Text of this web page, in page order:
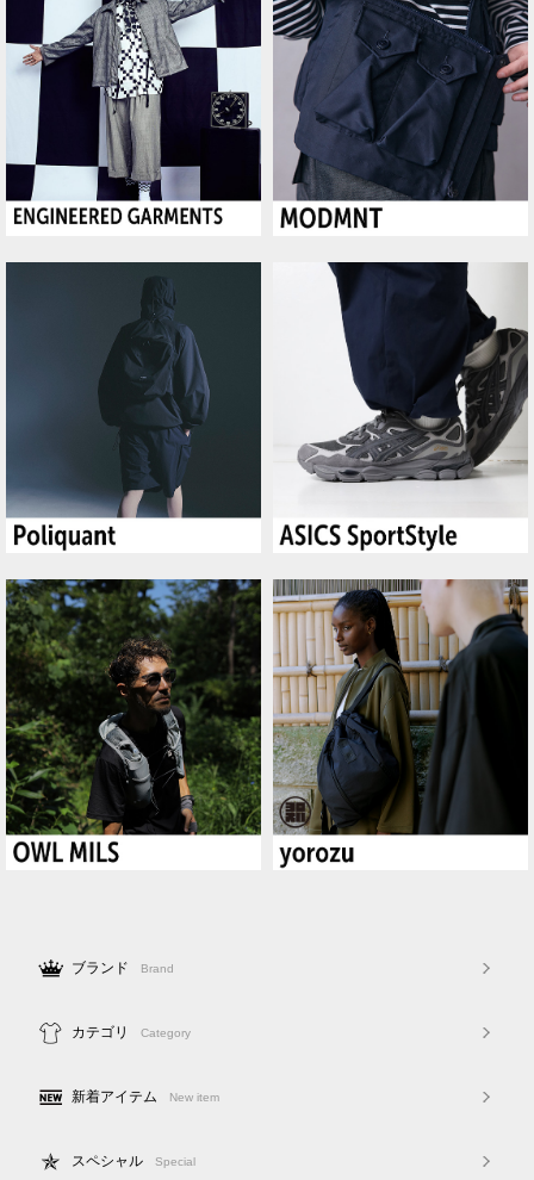
ブランド Brand
カテゴリ Category
新着アイテム New item
スペシャル Special